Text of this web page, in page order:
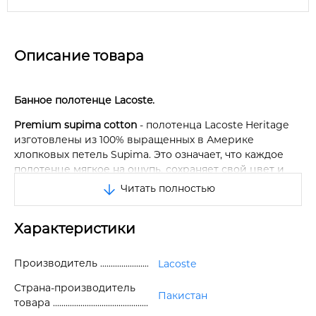
Описание товара
Банное полотенце Lacoste.
Premium supima cotton - полотенца Lacoste Heritage
изготовлены из 100% выращенных в Америке
хлопковых петель Supima. Это означает, что каждое
полотенце мягкое на ощупь, сохраняет свой цвет и
остается прочным дольше, чем другие полотенца.
Легендарный дизайн- это первоклассное полотенце
станет идеальным дополнением к любому дому.
Доступное в серии дизайнерских цветов и с
не только добавит стильный штрих любой ванной
комнате, но и очень прочное и выдерживает время и
использование с минимальным образованием
катышков.
Читать полностью
Характеристики
Производитель
Lacoste
Страна-производитель
товара
Пакистан